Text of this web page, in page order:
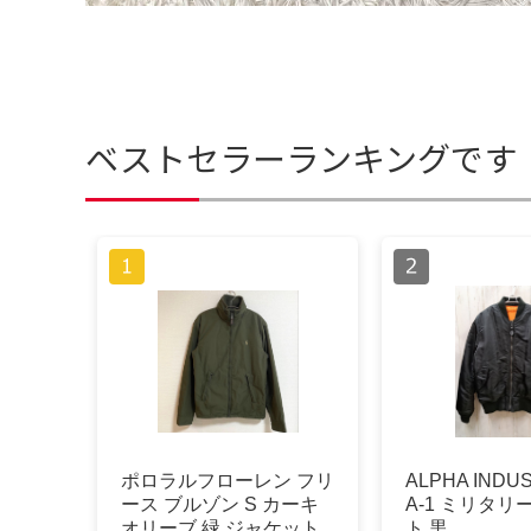
ベストセラーランキングです
ポロラルフローレン フリ
ース ブルゾン S カーキ
ALPHA
A-1 ミリタリ